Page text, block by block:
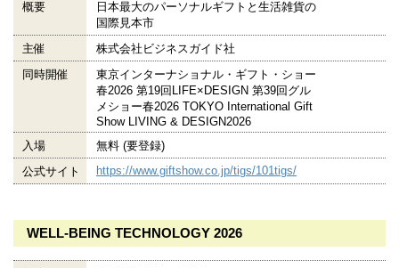
概要
日本最大のパーソナルギフトと生活雑貨の
国際見本市
主催
株式会社ビジネスガイド社
同時開催
東京インターナショナル・ギフト・ショー
春2026 第19回LIFE×DESIGN 第39回グル
メショー春2026 TOKYO International Gift
Show LIVING & DESIGN2026
入場
無料 (要登録)
公式サイト
https://www.giftshow.co.jp/tigs/101tigs/
WELL-BEING TECHNOLOGY 2026